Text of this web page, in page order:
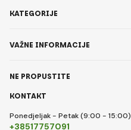
KONTAKT
Ponedjeljak - Petak (9:00 - 15:00)
+38517757091
KATEGORIJE
VAŽNE INFORMACIJE
NE PROPUSTITE